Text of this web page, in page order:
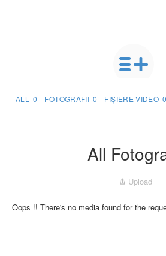
ALL 0 FOTOGRAFII 0 FIȘIERE VIDEO 0
All
Upload
Oops !! There's no media found for the